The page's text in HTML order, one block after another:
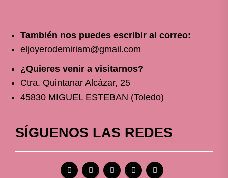
También nos puedes escribir al correo:
eljoyerodemiriam@gmail.com
¿Quieres venir a visitarnos?
Ctra. Quintanar Alcázar, 25
45830 MIGUEL ESTEBAN (Toledo)
SÍGUENOS LAS REDES